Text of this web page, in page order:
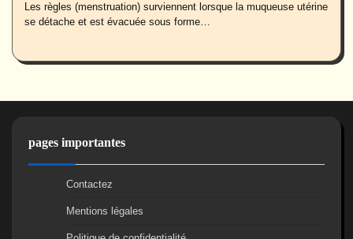
Les règles (menstruation) surviennent lorsque la muqueuse utérine
se détache et est évacuée sous forme…
pages importantes
Contactez
Mentions légales